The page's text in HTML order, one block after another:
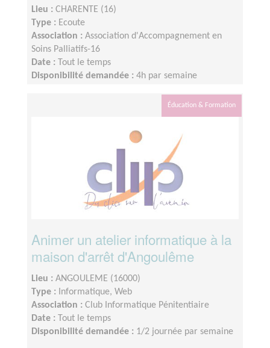
Lieu : CHARENTE (16)
Type : Ecoute
Association : Association d'Accompagnement en
Soins Palliatifs-16
Date :
Tout le temps
Disponibilité demandée : 4h par semaine
Éducation & Formation
Animer un atelier informatique à la
maison d'arrêt d'Angoulême
Lieu : ANGOULEME (16000)
Type :
Informatique, Web
Association : Club Informatique Pénitentiaire
Date :
Tout le temps
Disponibilité demandée : 1/2 journée par semaine